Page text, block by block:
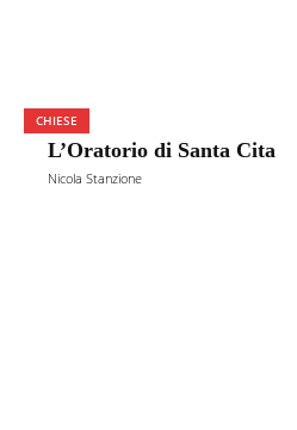
CHIESE
L’Oratorio di Santa Cita
Nicola Stanzione